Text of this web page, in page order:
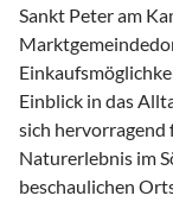
Sankt Peter am
Einblick in das
sich
Naturerlebnis im
beschaulichen